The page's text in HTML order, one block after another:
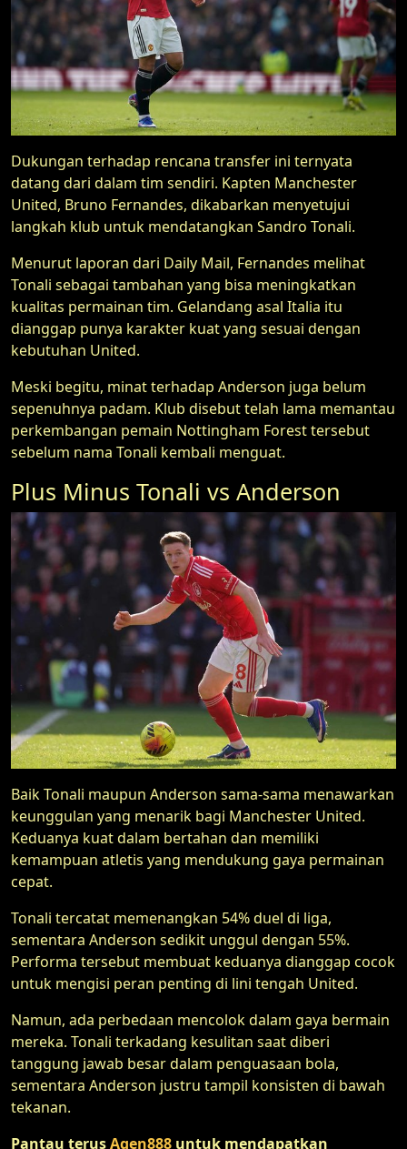
Dukungan terhadap rencana transfer ini ternyata
datang dari dalam tim sendiri. Kapten Manchester
United, Bruno Fernandes, dikabarkan menyetujui
langkah klub untuk mendatangkan Sandro Tonali.
Menurut laporan dari Daily Mail, Fernandes melihat
Tonali sebagai tambahan yang bisa meningkatkan
kualitas permainan tim. Gelandang asal Italia itu
dianggap punya karakter kuat yang sesuai dengan
kebutuhan United.
Meski begitu, minat terhadap Anderson juga belum
sepenuhnya padam. Klub disebut telah lama memantau
perkembangan pemain Nottingham Forest tersebut
sebelum nama Tonali kembali menguat.
Plus Minus Tonali vs Anderson
Baik Tonali maupun Anderson sama-sama menawarkan
keunggulan yang menarik bagi Manchester United.
Keduanya kuat dalam bertahan dan memiliki
kemampuan atletis yang mendukung gaya permainan
cepat.
Tonali tercatat memenangkan 54% duel di liga,
sementara Anderson sedikit unggul dengan 55%.
Performa tersebut membuat keduanya dianggap cocok
untuk mengisi peran penting di lini tengah United.
Namun, ada perbedaan mencolok dalam gaya bermain
mereka. Tonali terkadang kesulitan saat diberi
tanggung jawab besar dalam penguasaan bola,
sementara Anderson justru tampil konsisten di bawah
tekanan.
Pantau terusAgen888 untuk mendapatkan